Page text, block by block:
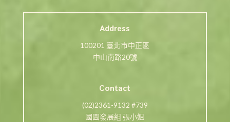
Address
100201 臺北市中正區
中山南路20號
Contact
(02)2361-9132 #739
國圖發展組 張小姐